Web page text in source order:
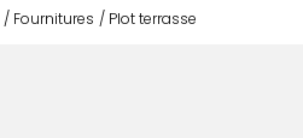
Fournitures Plot terrasse